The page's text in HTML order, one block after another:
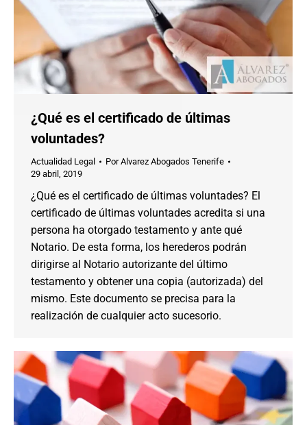
¿Qué es el certificado de últimas
voluntades?
Actualidad Legal PorAlvarez Abogados Tenerife
29 abril, 2019
¿Qué es el certificado de últimas voluntades? El
certificado de últimas voluntades acredita si una
persona ha otorgado testamento y ante qué
Notario. De esta forma, los herederos podrán
dirigirse al Notario autorizante del último
testamento y obtener una copia (autorizada) del
mismo. Este documento se precisa para la
realización de cualquier acto sucesorio.